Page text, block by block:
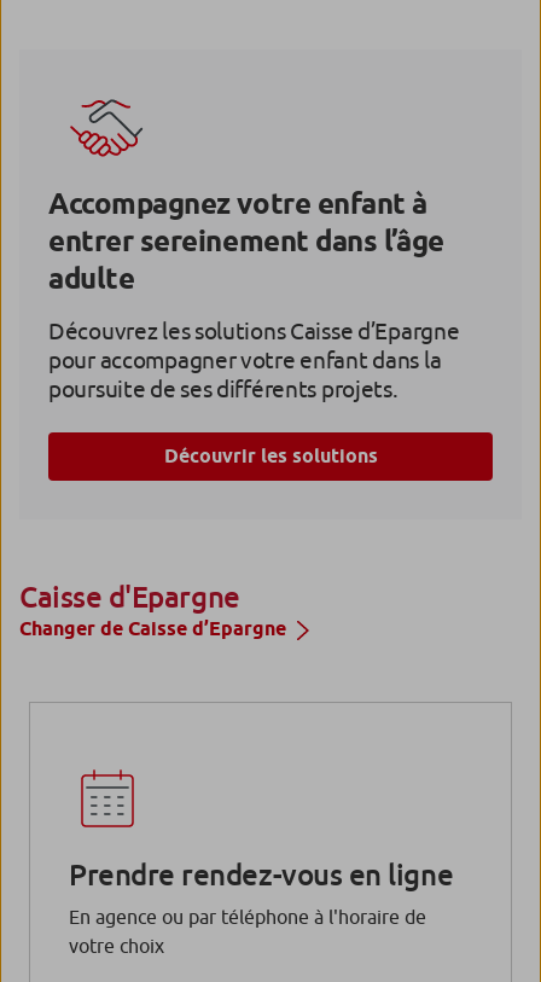
utiliser la fonctionnalité « « Budget » de l’application :
il pourra régler des alertes pour être prévenu dès que
qu’un débit important se présente sur son compte.
Accompagnez votre enfant à
entrer sereinement dans l’âge
adulte
Découvrez les solutions Caisse d’Epargne
pour accompagner votre enfant dans la
poursuite de ses différents projets.
Découvrir les solutions
Caisse d'Epargne
Changer de Caisse d’Epargne
Prendre rendez-vous en ligne
En agence ou par téléphone à l'horaire de
votre choix